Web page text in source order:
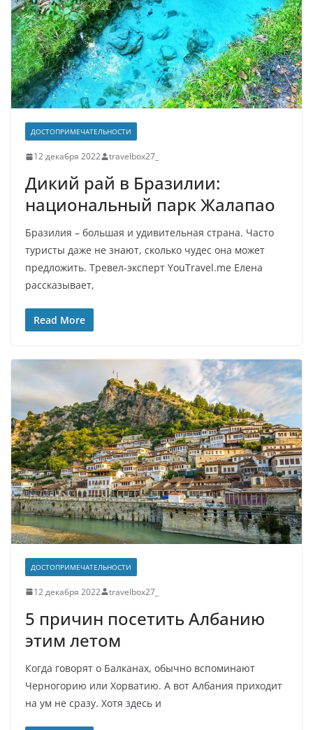
ДОСТОПРИМЕЧАТЕЛЬНОСТИ
12 декабря 2022 travelbox27_
Дикий рай в Бразилии:
национальный парк Жалапао
Бразилия – большая и удивительная страна. Часто
туристы даже не знают, сколько чудес она может
предложить. Тревел-эксперт YouTravel.me Елена
рассказывает,
Read More
ДОСТОПРИМЕЧАТЕЛЬНОСТИ
12 декабря 2022 travelbox27_
5 причин посетить Албанию
этим летом
Когда говорят о Балканах, обычно вспоминают
Черногорию или Хорватию. А вот Албания приходит
на ум не сразу. Хотя здесь и